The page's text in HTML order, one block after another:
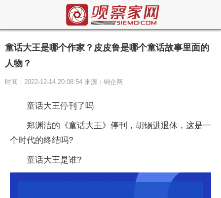
童话大王是哪个作家？皮皮鲁是哪个童话故事里面的
人物？
时间：2022-12-14 20:08:54 来源：钢企网
童话大王停刊了吗
郑渊洁的《童话大王》停刊，胡锡进退休，这是一
个时代的终结吗?
童话大王是谁?